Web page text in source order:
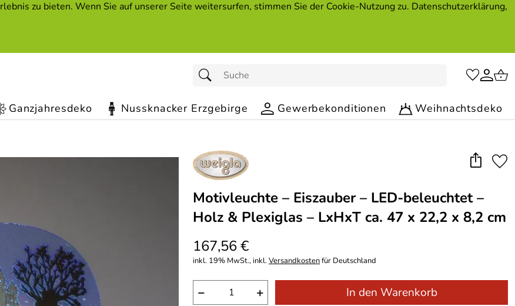
zu bieten. Wenn Sie auf unserer Seite weitersurfen, stimmen Sie der Cookie-Nutzung zu. Datenschutzerklärung,
Ganzjahresdeko Nussknacker Erzgebirge Gewerbekonditionen Weihnachtsdeko
Motivleuchte – Eiszauber – LED-beleuchtet –
Holz & Plexiglas – LxHxT ca. 47 x 22,2 x 8,2 cm
167,56 €
inkl. 19% MwSt., inkl.Versandkostenfür Deutschland
− + In den Warenkorb